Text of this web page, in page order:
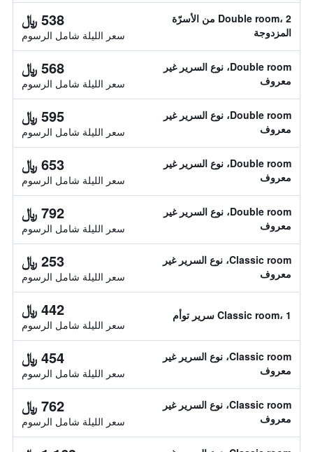
Double room، 2 من الأسرّة
المزدوجة
538 ﷼
سعر الليلة شامل الرسوم
Double room، نوع السرير غير
معروف
568 ﷼
سعر الليلة شامل الرسوم
Double room، نوع السرير غير
معروف
595 ﷼
سعر الليلة شامل الرسوم
Double room، نوع السرير غير
معروف
653 ﷼
سعر الليلة شامل الرسوم
Double room، نوع السرير غير
معروف
792 ﷼
سعر الليلة شامل الرسوم
Classic room، نوع السرير غير
معروف
253 ﷼
سعر الليلة شامل الرسوم
Classic room، 1 سرير توأم 442 ﷼
سعر الليلة شامل الرسوم
Classic room، نوع السرير غير
معروف
454 ﷼
سعر الليلة شامل الرسوم
Classic room، نوع السرير غير
معروف
762 ﷼
سعر الليلة شامل الرسوم